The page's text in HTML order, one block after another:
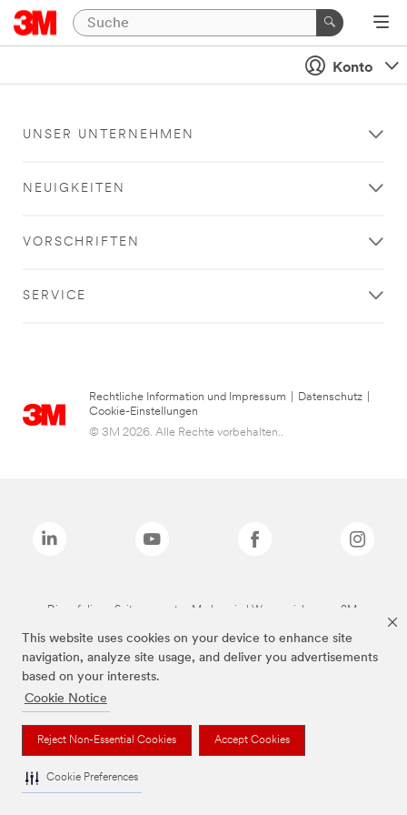
This website uses cookies on your device to enhance site
navigation, analyze site usage, and deliver you advertisements
based on your interests.
Cookie Notice
Reject Non-Essential Cookies Accept Cookies
Cookie Preferences
Konto
UNSER UNTERNEHMEN
NEUIGKEITEN
VORSCHRIFTEN
SERVICE
Rechtliche Information und Impressum Datenschutz
Cookie-Einstellungen
© 3M 2026. Alle Rechte vorbehalten..
Die auf dieser Seite genannten Marken sind Warenzeichen von 3M.